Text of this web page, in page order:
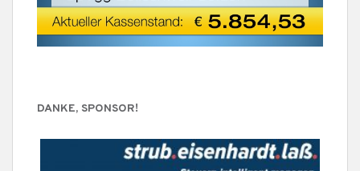
DANKE, SPONSOR!